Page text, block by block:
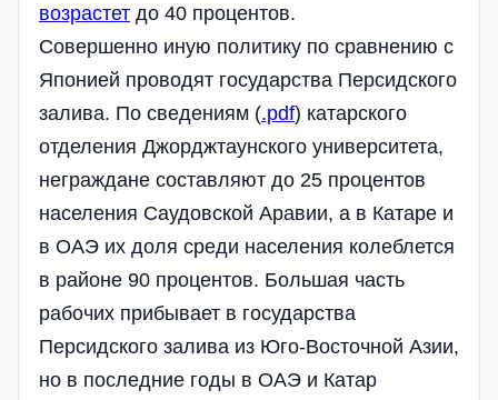
возрастет до 40 процентов.
Совершенно иную политику по сравнению с
Японией проводят государства Персидского
залива. По сведениям (.pdf) катарского
отделения Джорджтаунского университета,
неграждане составляют до 25 процентов
населения Саудовской Аравии, а в Катаре и
в ОАЭ их доля среди населения колеблется
в районе 90 процентов. Большая часть
рабочих прибывает в государства
Персидского залива из Юго-Восточной Азии,
но в последние годы в ОАЭ и Катар